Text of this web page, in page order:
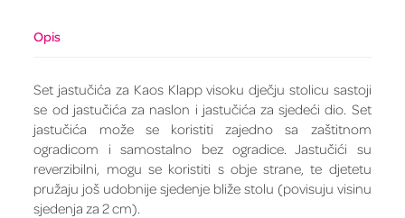
Opis
Set jastučića za Kaos Klapp visoku dječju stolicu sastoji
se od jastučića za naslon i jastučića za sjedeći dio. Set
jastučića može se koristiti zajedno sa zaštitnom
ogradicom i samostalno bez ogradice. Jastučići su
reverzibilni, mogu se koristiti s obje strane, te djetetu
pružaju još udobnije sjedenje bliže stolu (povisuju visinu
sjedenja za 2 cm).